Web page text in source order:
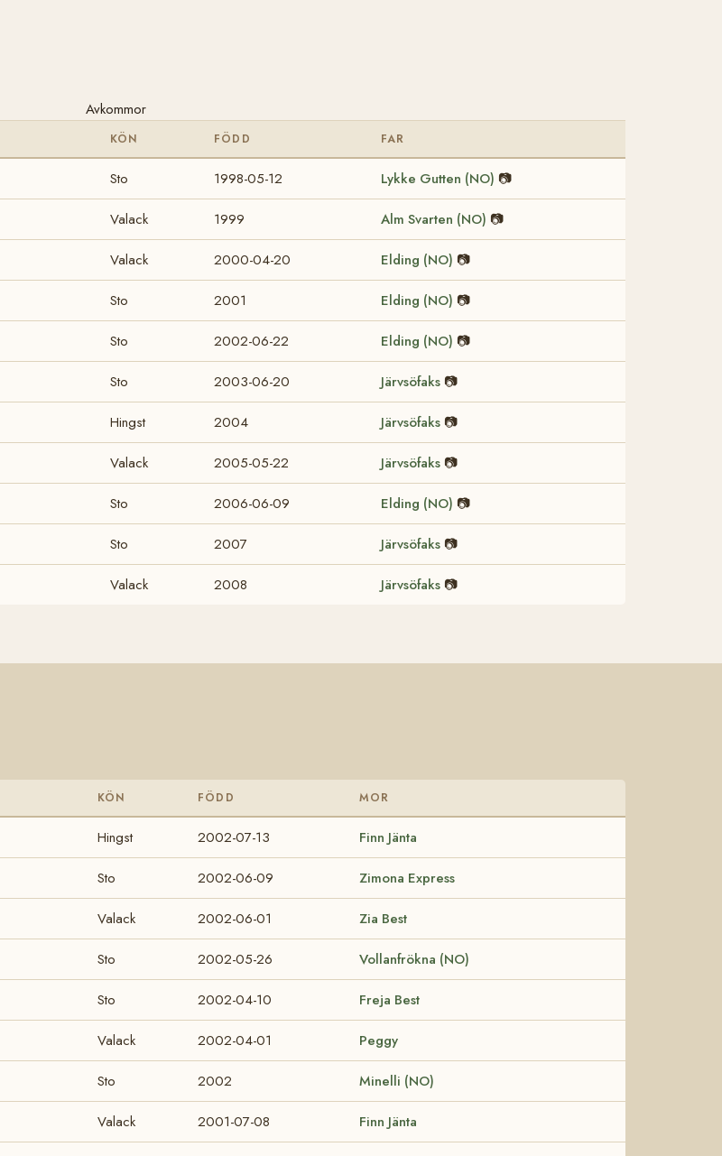
Avkommor
KÖN FÖDD FAR
Sto 1998-05-12 Lykke Gutten (NO) 📷
Valack 1999 Alm Svarten (NO) 📷
Valack 2000-04-20 Elding (NO) 📷
Sto 2001 Elding (NO) 📷
Sto 2002-06-22 Elding (NO) 📷
Sto 2003-06-20 Järvsöfaks 📷
Hingst 2004 Järvsöfaks 📷
Valack 2005-05-22 Järvsöfaks 📷
Sto 2006-06-09 Elding (NO) 📷
Sto 2007 Järvsöfaks 📷
Valack 2008 Järvsöfaks 📷
KÖN FÖDD MOR
Hingst 2002-07-13 Finn Jänta
Sto 2002-06-09 Zimona Express
Valack 2002-06-01 Zia Best
Sto 2002-05-26 Vollanfrökna (NO)
Sto 2002-04-10 Freja Best
Valack 2002-04-01 Peggy
Sto 2002 Minelli (NO)
Valack 2001-07-08 Finn Jänta